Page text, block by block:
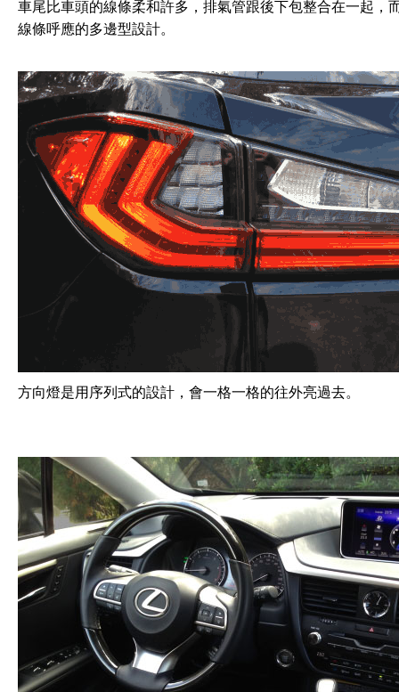
車尾比車頭的線條柔和許多，排氣管跟後下包整合在一起，
線條呼應的多邊型設計。
方向燈是用序列式的設計，會一格一格的往外亮過去。